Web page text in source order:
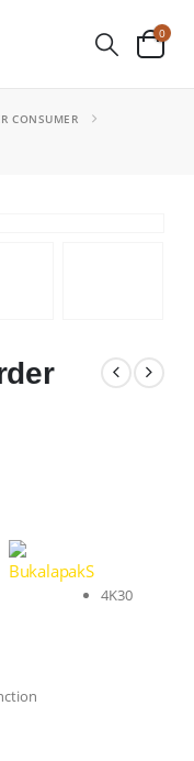
0
CONSUMER
4K30